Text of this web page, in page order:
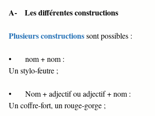
A-    Les différentes constructions
Plusieurs constructionssont possibles :
•       nom + nom :
Un stylo-feutre ;
•       Nom + adjectif ou adjectif + nom :
Un coffre-fort, un rouge-gorge ;